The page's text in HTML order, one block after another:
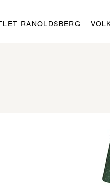
RANOLDSBERG